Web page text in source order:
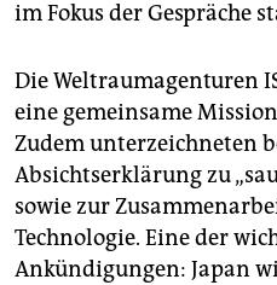
im Fokus der Gespräche
Die Weltraumagenturen
eine gemeinsame
Zudem unterzeichneten
Absichtserklärung zu
sowie zur
Technologie. Eine der
Ankündigungen: Japan